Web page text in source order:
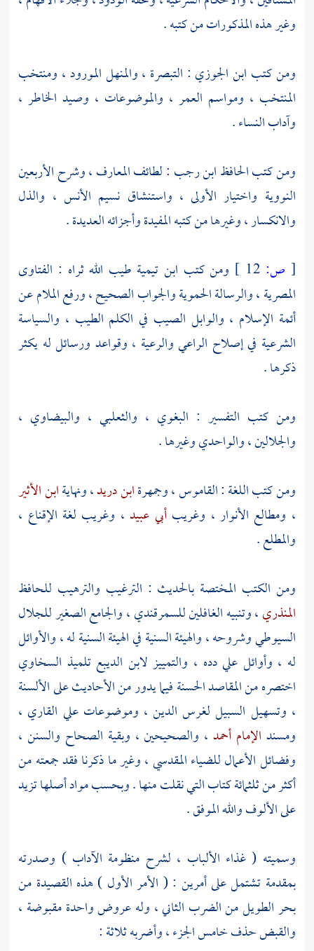
وغير هذه المذكورات من كتبه .
ومن كتب ابن الجوزي : التبصرة ، والمنهل المورود ، ومنتخب
المنتخب ، ومواسم العمر ، والموضوعات ، وصيد الخاطر ،
وآداب النساء .
ومن كتب الحافظابن رجب : لطائف المعارف ، وشرح الأربعين
النووية واختيار الأولى ، واستنشاق نسيم الأنس ، والذل
والانكسار ، وغيرها من كتبه المفيدة وأجزائه العديدة .
[ ص: ومن كتب ابن تيمية طيب الله ثراه : الفتاوى
المصرية ، والرسالة الحموية والجواب الصحيح ، ورفع الملام عن
أئمة الإسلام ، والوابل الصيب في الكلم الطيب ، والسياسة
الشرعية في إصلاح الراعي والرعية ، وقواعد ورسائل له يكثر
ذكرها .
ومن كتب التفسير : البغوي ، والثعلبي ، والبيضاوي ،
والجلالين ،والواحديوغيرها .
ومن كتب اللغة : القاموس ، وجمهرةابن دريد، ونهايةابن الأثير
، ومطالع الأنوار ، وغريبأبي عبيد ، وغريب لغة الإقناع ،
والمطلع .
ومن الكتب المختصة بالحديث : الترغيب والترهيب للحافظ
المنذري، وتنبيه الغافلينللسمرقندي، والجامع الصغيرللجلال
السيوطيوشروحه ، والهيئة السنية في الهيئة السنية له ، والأوائل
له ، وأوائل علي دده ، والتمييز لابن الديبعتلميذ السخاوي
اختصره من المقاصد الحسنة فيما يدور من الأحاديث على الألسنة
، وتسهيل السبيل لغرس الدين ، وموضوعاتعلي القاري ،
ومسند الإمام أحمد ، والصحيحين ، وبقية الصحاح والسنن ،
وفضائل الأعمالللضياء المقدسي، وغير ما ذكرنا فقد جمعته من
أكثر من ثلثمائة كتاب التي نقلت منها . وبحسب مواد أصلها تزيد
على الألوف والله الموفق .
وسميته ( غذاء الألباب ، لشرح منظومة الآداب ) وصدرته
بمقدمة تشتمل على أمرين : ( الأمر الأول ) هذه القصيدة من
بحر الطويل من الضرب الثاني ، وله عروض واحدة مقبوضة ،
والقبض حذف خامس الجزء ، وأضربه ثلاثة :